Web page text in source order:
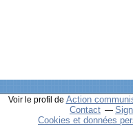
Voir le profil de Action
Contact
Cookies et données